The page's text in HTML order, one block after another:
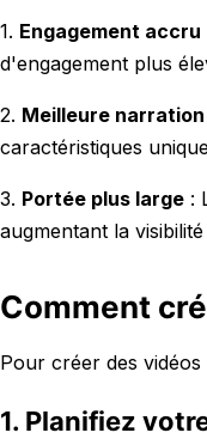
1. Engagement accru
d'engagement plus
2. Meilleure narration
caractéristiques
3. Portée plus large :
augmentant la
Comment
Pour créer des
1. Planifiez